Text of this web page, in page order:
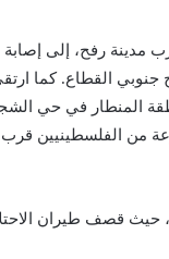
جنوبي القطاع. كما
المنطار في حي
من الفلسطينيين
حيث قصف طيران